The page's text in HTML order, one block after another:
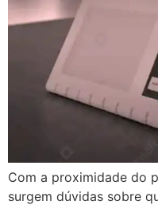
Com a proximidade do
surgem dúvidas sobre